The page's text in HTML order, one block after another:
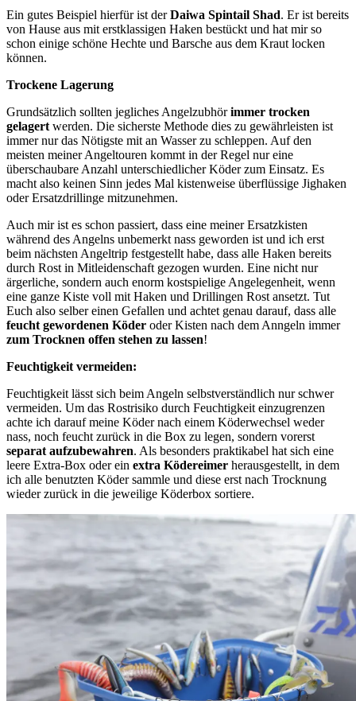
Ein gutes Beispiel hierfür ist derDaiwa Spintail Shad. Er ist bereits
von Hause aus mit erstklassigen Haken bestückt und hat mir so
schon einige schöne Hechte und Barsche aus dem Kraut locken
können.
Trockene Lagerung
Grundsätzlich sollten jegliches Angelzubhörimmer trocken
gelagert werden. Die sicherste Methode dies zu gewährleisten ist
immer nur das Nötigste mit an Wasser zu schleppen. Auf den
meisten meiner Angeltouren kommt in der Regel nur eine
überschaubare Anzahl unterschiedlicher Köder zum Einsatz. Es
macht also keinen Sinn jedes Mal kistenweise überflüssige Jighaken
oder Ersatzdrillinge mitzunehmen.
Auch mir ist es schon passiert, dass eine meiner Ersatzkisten
während des Angelns unbemerkt nass geworden ist und ich erst
beim nächsten Angeltrip festgestellt habe, dass alle Haken bereits
durch Rost in Mitleidenschaft gezogen wurden. Eine nicht nur
ärgerliche, sondern auch enorm kostspielige Angelegenheit, wenn
eine ganze Kiste voll mit Haken und Drillingen Rost ansetzt. Tut
Euch also selber einen Gefallen und achtet genau darauf, dass alle
feucht gewordenen Köder oder Kisten nach dem Anngeln immer
zum Trocknen offen stehen zu lassen!
Feuchtigkeit vermeiden:
Feuchtigkeit lässt sich beim Angeln selbstverständlich nur schwer
vermeiden. Um das Rostrisiko durch Feuchtigkeit einzugrenzen
achte ich darauf meine Köder nach einem Köderwechsel weder
nass, noch feucht zurück in die Box zu legen, sondern vorerst
separat aufzubewahren. Als besonders praktikabel hat sich eine
leere Extra-Box oder ein extra Ködereimer herausgestellt, in dem
ich alle benutzten Köder sammle und diese erst nach Trocknung
wieder zurück in die jeweilige Köderbox sortiere.